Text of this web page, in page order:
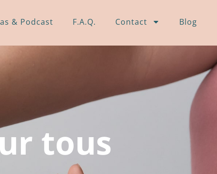
& Podcast F.A.Q. Contact Blog
tous